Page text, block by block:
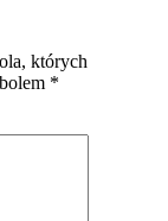
których
*